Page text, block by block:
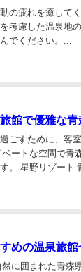
の疲れを癒して
考慮した温泉地
でください。...
館で優雅な青
ごすために、客
ートな空間で青
。 星野リゾート
めの温泉旅館
に囲まれた青森